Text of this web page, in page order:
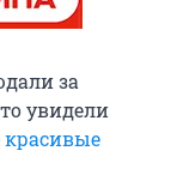
за
увидели
красивые